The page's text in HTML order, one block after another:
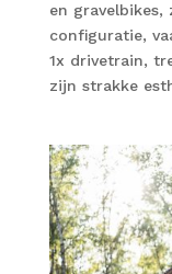
en
configuratie,
1x drivetrain,
zijn strakke